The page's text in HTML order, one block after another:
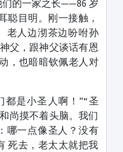
的一家之长——86 岁
聪目明。刚一接触，
老人边沏茶边吩咐孙
父，跟神父谈话有恩
，也暗暗钦佩老人对
都是小圣人啊！”“圣
尚摸不着头脑。我们
哪一点像圣人？没有
死去，老太太就把我